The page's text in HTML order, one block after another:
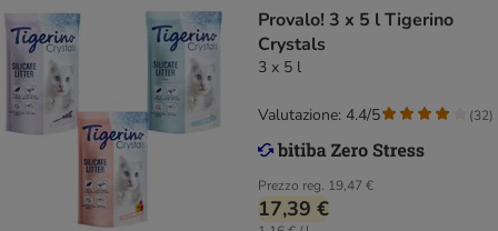
Provalo! 3 x 5 l Tigerino
Crystals
3 x 5 l
Prezzo reg. 19,47 €
17,39 €
Valutazione: 4.4/5 (32)